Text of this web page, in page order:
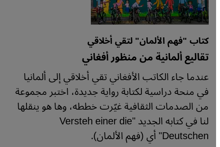
كتاب "فهم الألمان" لتقي أخلاقي
تقاليع ألمانية من منظور أفغاني
عندما جاء الكاتب الأفغاني تقي أخلاقي إلى ألمانيا
في منحة دراسية لكتابة رواية جديدة، اختبر مجموعة
من الصدمات الثقافية غيّرت خططه، وها هو ينقلها
لنا في كتابه الجديد "Versteh einer die
Deutschen" أي (فهم الألمان).